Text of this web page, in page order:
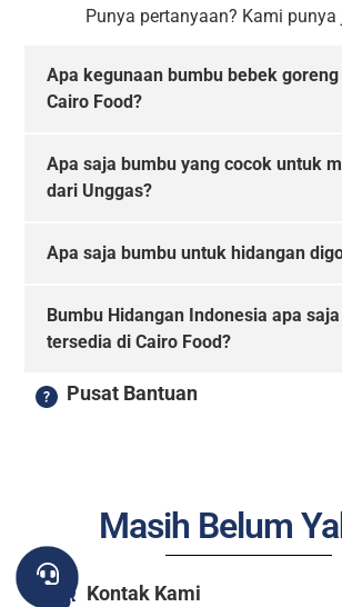
Punya pertanyaan? Kami punya
Apa kegunaan bumbu bebek
Cairo Food?
Apa saja bumbu yang cocok untuk
dari Unggas?
Apa saja bumbu untuk hidangan
Bumbu Hidangan Indonesia apa
tersedia di Cairo Food?
Pusat Bantuan
Masih Belum
Kontak Kami